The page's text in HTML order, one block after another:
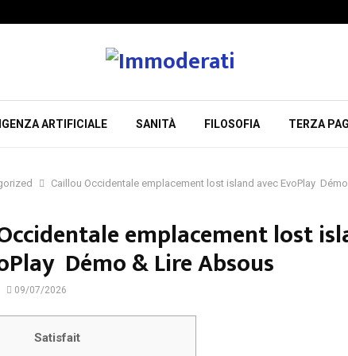
ARTIFICIALE SANITÀ FILOSOFIA TERZA
Caillou Occidentale emplacement lost island avec EvoPlay
emplacement lost
Démo & Lire Absous
09/07/2026
Satisfait